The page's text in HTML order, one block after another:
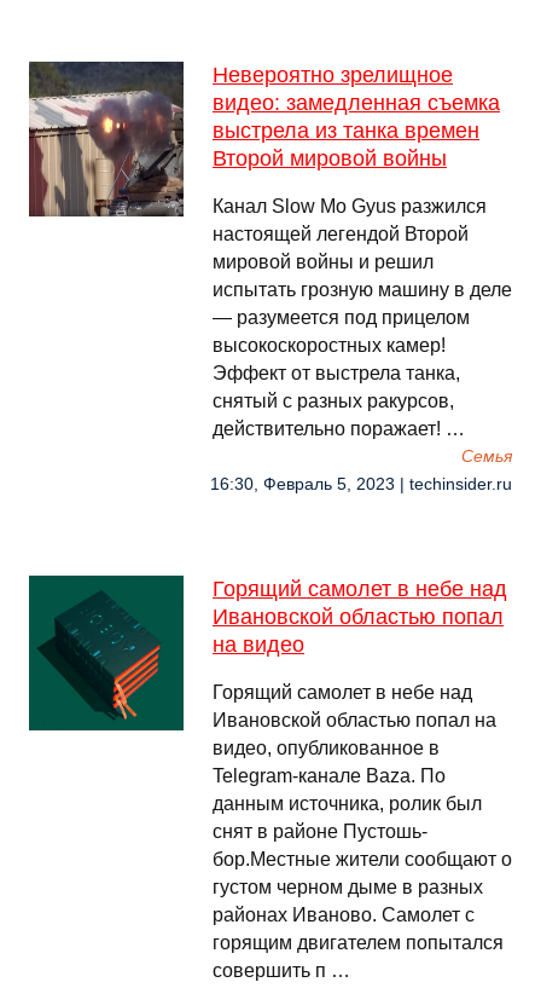
Невероятно зрелищное
видео: замедленная съемка
выстрела из танка времен
Второй мировой войны
Канал Slow Mo Gyus разжился
настоящей легендой Второй
мировой войны и решил
испытать грозную машину в деле
— разумеется под прицелом
высокоскоростных камер!
Эффект от выстрела танка,
снятый с разных ракурсов,
действительно поражает! …
Семья
16:30, Февраль 5, 2023 | techinsider.ru
Горящий самолет в небе над
Ивановской областью попал
на видео
Горящий самолет в небе над
Ивановской областью попал на
видео, опубликованное в
Telegram-канале Baza. По
данным источника, ролик был
снят в районе Пустошь-
бор.Местные жители сообщают о
густом черном дыме в разных
районах Иваново. Самолет с
горящим двигателем попытался
совершить п …